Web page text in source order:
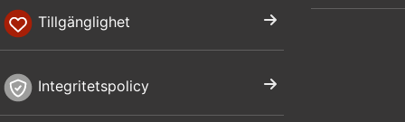
Tillgänglighet
Integritetspolicy